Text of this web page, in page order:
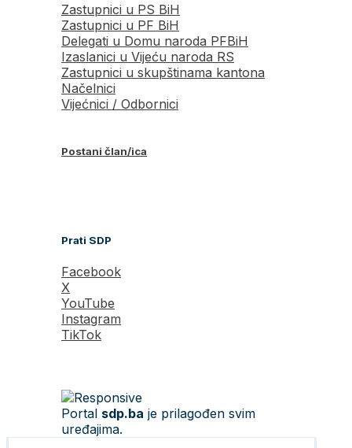
Zastupnici u PS BiH
Zastupnici u PF BiH
Delegati u Domu naroda PFBiH
Izaslanici u Vijeću naroda RS
Zastupnici u skupštinama kantona
Načelnici
Vijećnici / Odbornici
Postani član/ica
Prati SDP
Facebook
X
YouTube
Instagram
TikTok
Portal sdp.ba je prilagođen svim
uređajima.